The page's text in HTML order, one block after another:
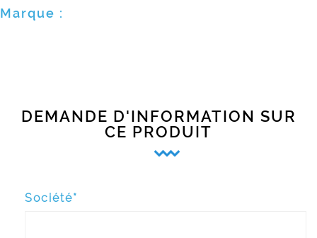
Marque :
DEMANDE D'INFORMATION SUR
CE PRODUIT
Société*